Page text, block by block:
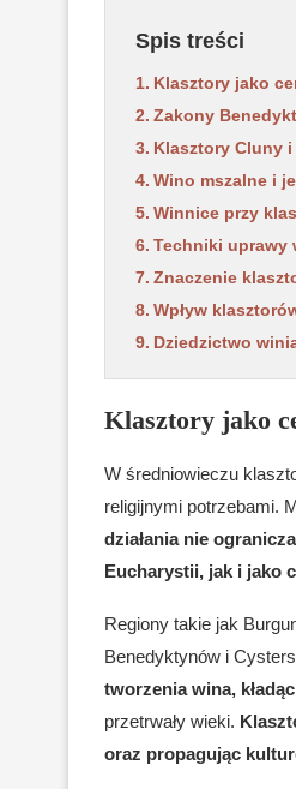
Spis treści
Klasztory jako
Zakony
Klasztory Cluny
Wino mszalne i
Winnice przy
Techniki uprawy
Znaczenie
Wpływ
Dziedzictwo
Klasztory jako
W średniowieczu
religijnymi potrzebami.
działania nie
Eucharystii, jak i jako
Regiony takie jak
Benedyktynów i
tworzenia wina,
przetrwały wieki.
oraz propagując